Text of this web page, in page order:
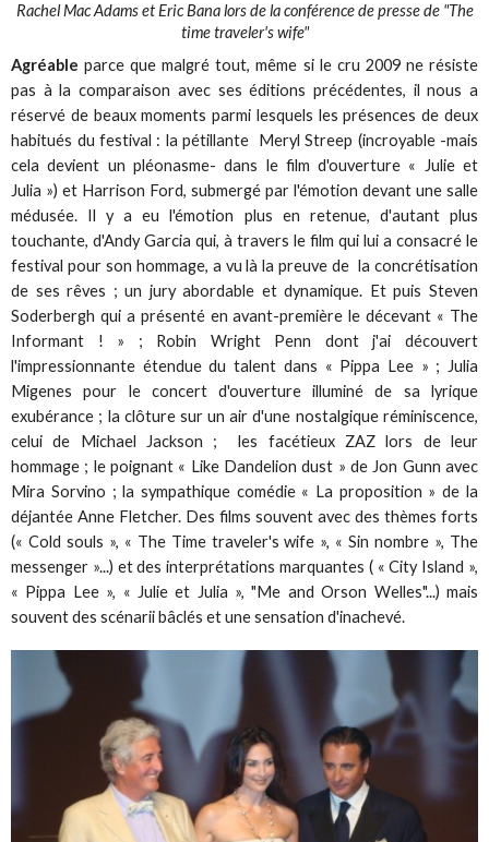
Rachel Mac Adams et Eric Bana lors de la conférence de presse de "The
time traveler's wife"
Agréable parce que malgré tout, même si le cru 2009 ne résiste
pas à la comparaison avec ses éditions précédentes, il nous a
réservé de beaux moments parmi lesquels les présences de deux
habitués du festival : la pétillante Meryl Streep (incroyable -mais
cela devient un pléonasme- dans le film d'ouverture « Julie et
Julia ») et Harrison Ford, submergé par l'émotion devant une salle
médusée. Il y a eu l'émotion plus en retenue, d'autant plus
touchante, d'Andy Garcia qui, à travers le film qui lui a consacré le
festival pour son hommage, a vu là la preuve de la concrétisation
de ses rêves ; un jury abordable et dynamique. Et puis Steven
Soderbergh qui a présenté en avant-première le décevant « The
Informant ! » ; Robin Wright Penn dont j'ai découvert
l'impressionnante étendue du talent dans « Pippa Lee » ; Julia
Migenes pour le concert d'ouverture illuminé de sa lyrique
exubérance ; la clôture sur un air d'une nostalgique réminiscence,
celui de Michael Jackson ; les facétieux ZAZ lors de leur
hommage ; le poignant « Like Dandelion dust » de Jon Gunn avec
Mira Sorvino ; la sympathique comédie « La proposition » de la
déjantée Anne Fletcher. Des films souvent avec des thèmes forts
(« Cold souls », « The Time traveler's wife », « Sin nombre », The
messenger »...) et des interprétations marquantes ( « City Island »,
« Pippa Lee », « Julie et Julia », "Me and Orson Welles"...) mais
souvent des scénarii bâclés et une sensation d'inachevé.